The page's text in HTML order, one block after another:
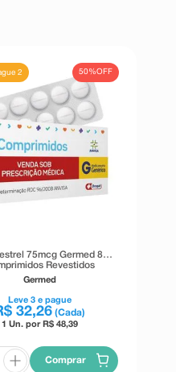
2 50%OFF
75mcg Germed 84
Revestidos
Germed
Leve 3e pague
32,26 (Cada)
1 Un. por R$ 48,39
Comprar